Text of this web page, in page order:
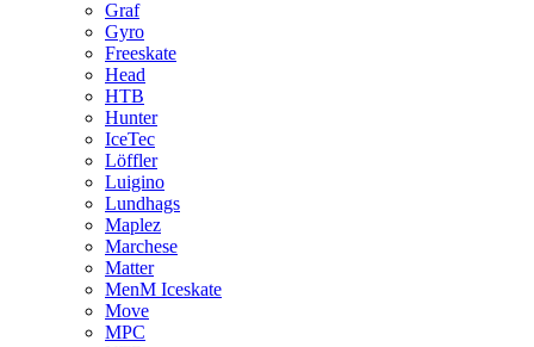
Graf
Gyro
Freeskate
Head
HTB
Hunter
IceTec
Löffler
Luigino
Lundhags
Maplez
Marchese
Matter
MenM Iceskate
Move
MPC